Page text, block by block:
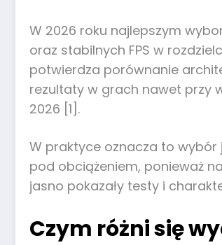
W 2026 roku najlepszym
oraz stabilnych FPS w
potwierdza porównanie
rezultaty w grach nawet przy
2026 [1].
W praktyce oznacza to wybór
pod obciążeniem, ponieważ
jasno pokazały testy i
Czym różni się